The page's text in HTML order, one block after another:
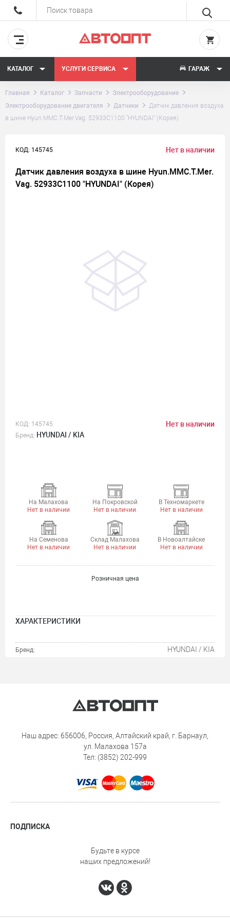
КАТАЛОГ УСЛУГИ СЕРВИСА ГАРАЖ
Главная Каталог Запчасти
Электрооборудование
Электрооборудование двигателя
Датчики
Датчик давления воздуха
в шине Hyun.MMC.T.Mer.Vag. 52933C1100 "HYUNDAI" (Корея)
КОД: 145745 Нет в наличии
Датчик давления воздуха в шине Hyun.MMC.T.Mer.
Vag. 52933C1100 "HYUNDAI" (Корея)
КОД: 145745 Нет в наличии
Бренд: HYUNDAI / KIA
На Малахова
Нет в наличии
На Покровской
Нет в наличии
В Техномаркете
Нет в наличии
На Семенова
Нет в наличии
Склад Малахова
Нет в наличии
В Новоалтайске
Нет в наличии
Розничная цена
ХАРАКТЕРИСТИКИ
Бренд: HYUNDAI / KIA
Наш адрес: 656006, Россия, Алтайский край, г. Барнаул,
ул. Малахова 157а
Тел: (3852) 202-999
ПОДПИСКА
Будьте в курсе
наших предложений!